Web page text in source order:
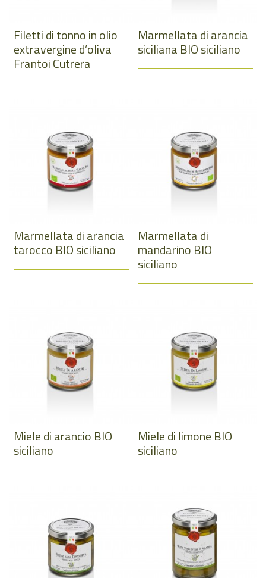
Filetti di tonno in olio
extravergine d’oliva
Frantoi Cutrera
Marmellata di arancia
siciliana BIO siciliano
Marmellata di arancia
tarocco BIO siciliano
Marmellata di
mandarino BIO
siciliano
Miele di arancio BIO
siciliano
Miele di limone BIO
siciliano